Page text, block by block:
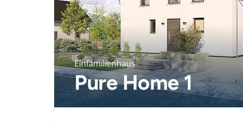
Einfamilienhaus
Pure Home 1